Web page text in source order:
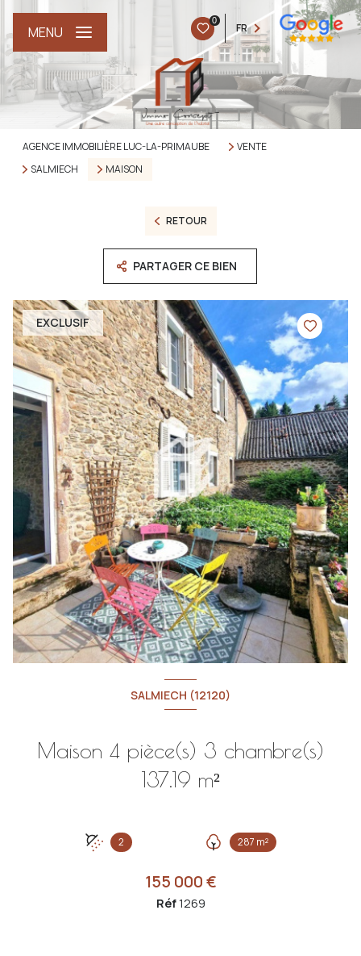
0
FR
MENU
AGENCE IMMOBILIÈRE LUC-LA-PRIMAUBE
VENTE
SALMIECH
MAISON
RETOUR
PARTAGER CE BIEN
EXCLUSIF
SALMIECH (12120)
Maison 4 pièce(s) 3 chambre(s)
137.19 m²
2 287 m²
155 000 €
Réf1269